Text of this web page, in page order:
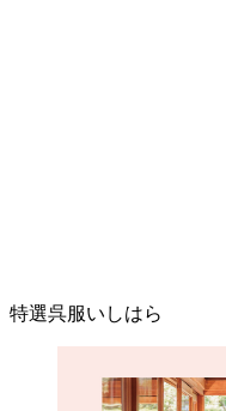
特選呉服いしはら